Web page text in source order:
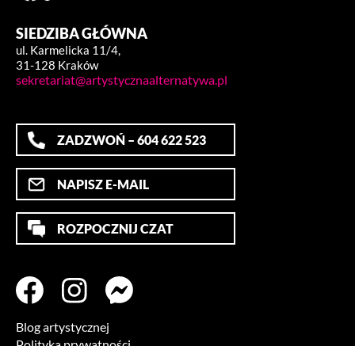
SIEDZIBA GŁÓWNA
ul. Karmelicka 11/4,
31-128 Kraków
sekretariat@artystycznaalternatywa.pl
ZADZWOŃ – 604 622 523
NAPISZ E-MAIL
ROZPOCZNIJ CZAT
Blog artystycznej